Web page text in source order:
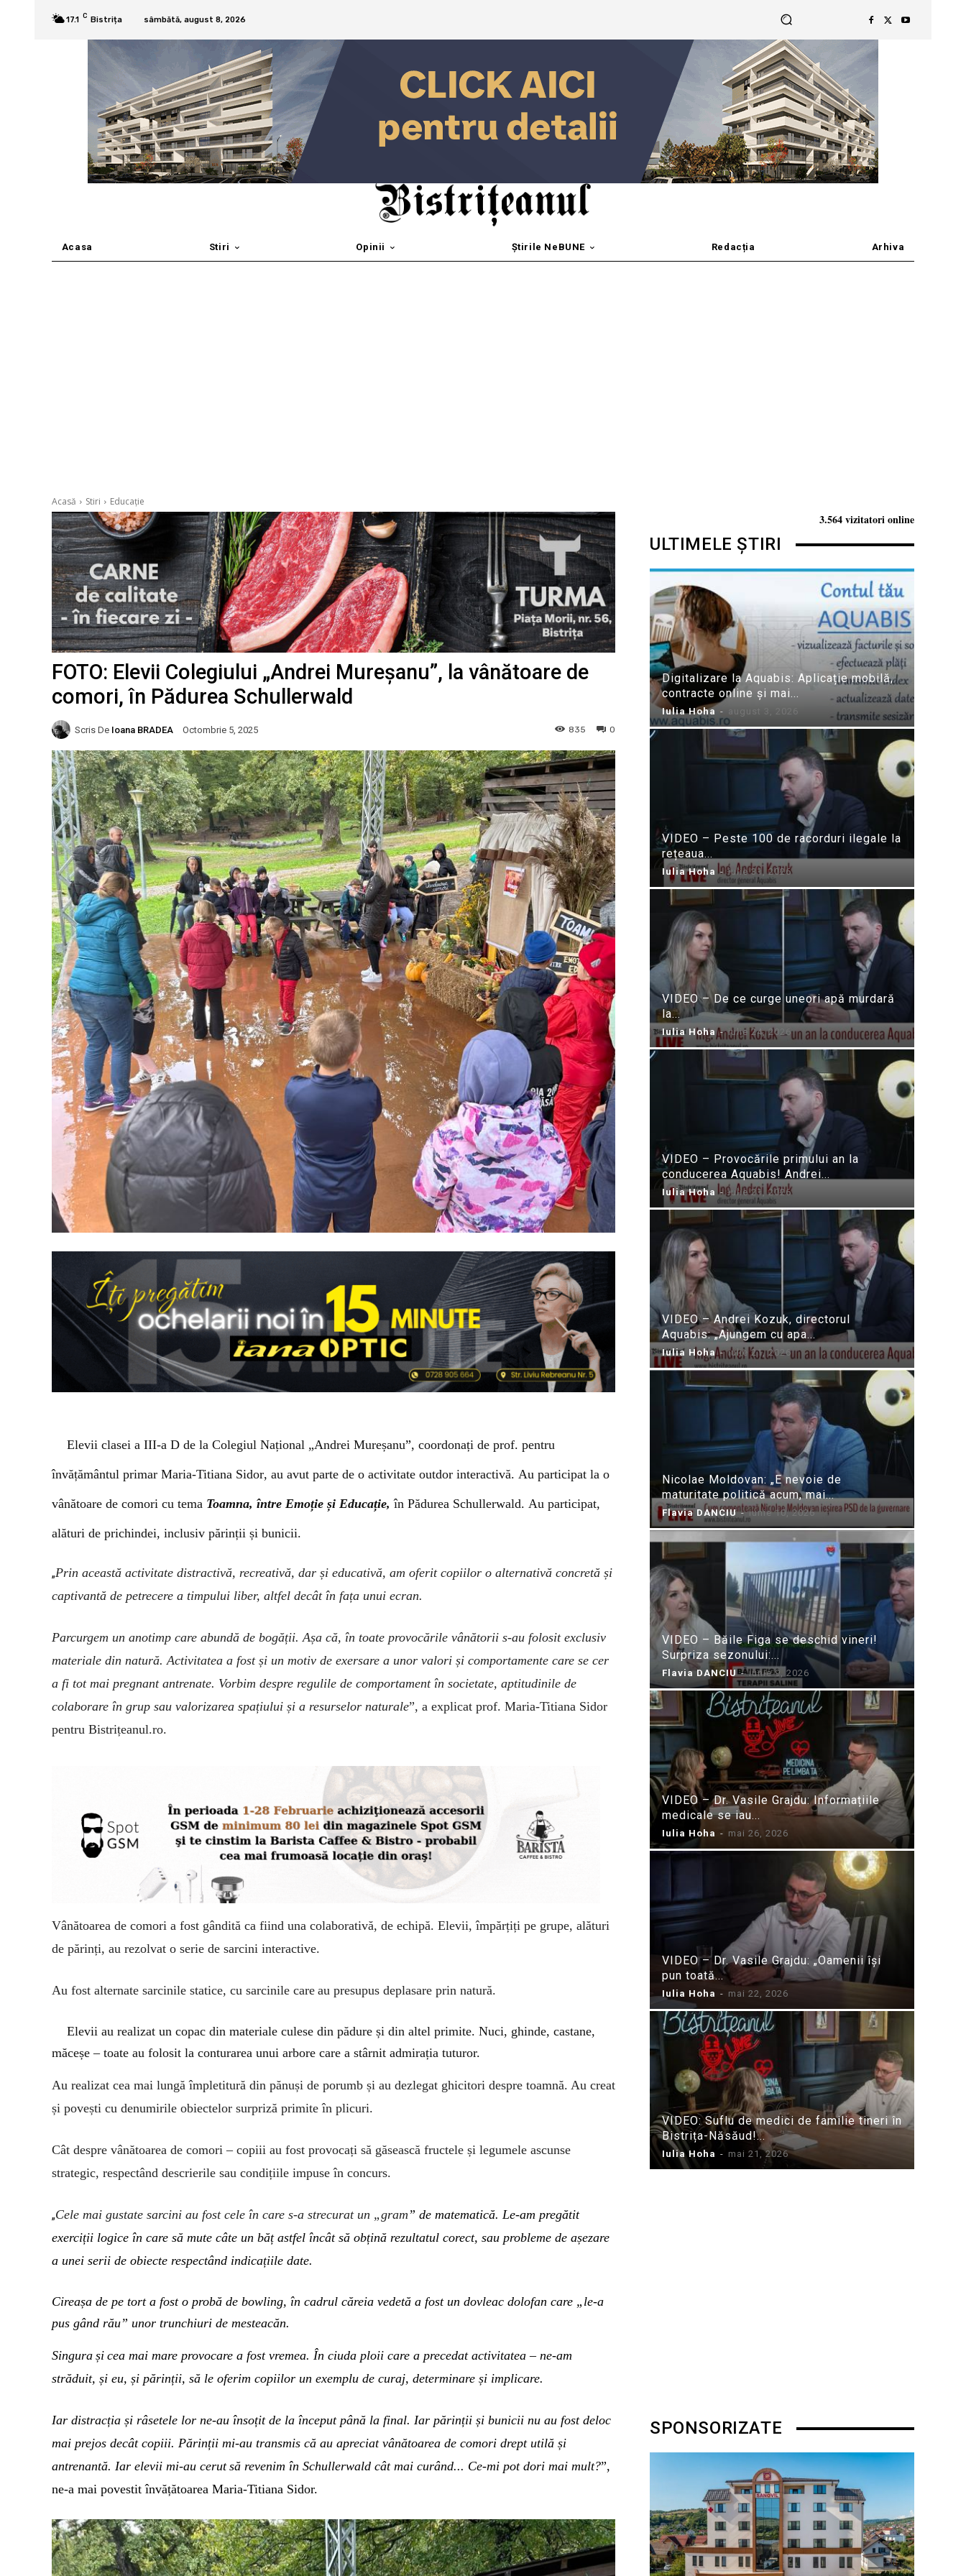
17.1 C Bistrița sâmbătă, august 8, 2026
Acasa Stiri Opinii Știrile NeBUNE Redacția Arhiva
Acasă Stiri Educație
FOTO: Elevii Colegiului „Andrei Mureșanu”, la vânătoare de
comori, în Pădurea Schullerwald
Scris De Ioana BRADEA Octombrie 5, 2025 0
835
Elevii clasei a III-a D de la Colegiul Național „Andrei Mureșanu”, coordonați de prof. pentru
învățământul primar Maria-Titiana Sidor, au avut parte de o activitate outdor interactivă. Au participat la o
vânătoare de comori cu tema Toamna, între Emoție și Educație, în Pădurea Schullerwald. Au participat,
alături de prichindei, inclusiv părinții și bunicii.
„Prin această activitate distractivă, recreativă, dar și educativă, am oferit copiilor o alternativă concretă și
captivantă de petrecere a timpului liber, altfel decât în fața unui ecran.
Parcurgem un anotimp care abundă de bogății. Așa că, în toate provocările vânătorii s-au folosit exclusiv
materiale din natură. Activitatea a fost și un motiv de exersare a unor valori și comportamente care se cer
a fi tot mai pregnant antrenate. Vorbim despre regulile de comportament în societate, aptitudinile de
colaborare în grup sau valorizarea spațiului și a resurselor naturale”, a explicat prof. Maria-Titiana Sidor
pentru Bistrițeanul.ro.
Vânătoarea de comori a fost gândită ca fiind una colaborativă, de echipă. Elevii, împărțiți pe grupe, alături
de părinți, au rezolvat o serie de sarcini interactive.
Au fost alternate sarcinile statice, cu sarcinile care au presupus deplasare prin natură.
Elevii au realizat un copac din materiale culese din pădure și din altel primite. Nuci, ghinde, castane,
măceșe – toate au folosit la conturarea unui arbore care a stârnit admirația tuturor.
Au realizat cea mai lungă împletitură din pănuși de porumb și au dezlegat ghicitori despre toamnă. Au creat
și povești cu denumirile obiectelor surpriză primite în plicuri.
Cât despre vânătoarea de comori – copiii au fost provocați să găsească fructele și legumele ascunse
strategic, respectând descrierile sau condițiile impuse în concurs.
„Cele mai gustate sarcini au fost cele în care s-a strecurat un „gram” de matematică. Le-am pregătit
exerciții logice în care să mute câte un băț astfel încât să obțină rezultatul corect, sau probleme de așezare
a unei serii de obiecte respectând indicațiile date.
Cireașa de pe tort a fost o probă de bowling, în cadrul căreia vedetă a fost un dovleac dolofan care „ le-a
pus gând rău” unor trunchiuri de mesteacăn.
Singura și cea mai mare provocare a fost vremea. În ciuda ploii care a precedat activitatea – ne-am
străduit, și eu, și părinții, să le oferim copiilor un exemplu de curaj, determinare și implicare.
Iar distracția și râsetele lor ne-au însoțit de la început până la final. Iar părinții și bunicii nu au fost deloc
mai prejos decât copiii. Părinții mi-au transmis că au apreciat vânătoarea de comori drept utilă și
antrenantă. Iar elevii mi-au cerut să revenim în Schullerwald cât mai curând... Ce-mi pot dori mai mult?”,
ne-a mai povestit învățătoarea Maria-Titiana Sidor.
3.564 vizitatori online
ULTIMELE ȘTIRI
Digitalizare la Aquabis: Aplicație mobilă,
contracte online și mai...
Iulia Hoha - august 3, 2026
VIDEO – Peste 100 de racorduri ilegale la
rețeaua...
Iulia Hoha - iulie 31, 2026
VIDEO – De ce curge uneori apă murdară
la...
Iulia Hoha - iulie 24, 2026
VIDEO – Provocările primului an la
conducerea Aquabis! Andrei...
Iulia Hoha - iulie 21, 2026
VIDEO – Andrei Kozuk, directorul
Aquabis: „Ajungem cu apa...
Iulia Hoha - iulie 21, 2026
Nicolae Moldovan: „E nevoie de
maturitate politică acum, mai...
Flavia DANCIU - iunie 10, 2026
VIDEO – Băile Figa se deschid vineri!
Surpriza sezonului:...
Flavia DANCIU - iunie 9, 2026
VIDEO – Dr. Vasile Grajdu: Informațiile
medicale se iau...
Iulia Hoha - mai 26, 2026
VIDEO – Dr. Vasile Grajdu: „Oamenii își
pun toată...
Iulia Hoha - mai 22, 2026
VIDEO: Suflu de medici de familie tineri în
Bistrița-Năsăud!...
Iulia Hoha - mai 21, 2026
SPONSORIZATE